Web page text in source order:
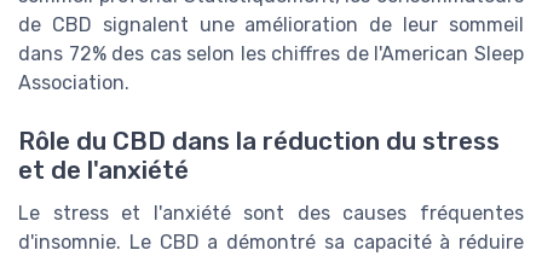
de CBD signalent une amélioration de leur sommeil
dans 72% des cas selon les chiffres de l'American Sleep
Association.
Rôle du CBD dans la réduction du stress
et de l'anxiété
Le stress et l'anxiété sont des causes fréquentes
d'insomnie. Le CBD a démontré sa capacité à réduire